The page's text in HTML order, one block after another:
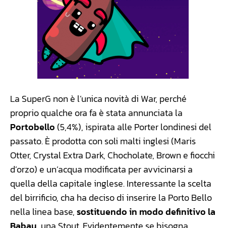
La SuperG non è l’unica novità di War, perché
proprio qualche ora fa è stata annunciata la
Portobello (5,4%), ispirata alle Porter londinesi del
passato. È prodotta con soli malti inglesi (Maris
Otter, Crystal Extra Dark, Chocholate, Brown e fiocchi
d’orzo) e un’acqua modificata per avvicinarsi a
quella della capitale inglese. Interessante la scelta
del birrificio, cha ha deciso di inserire la Porto Bello
nella linea base,sostituendo in modo definitivo la